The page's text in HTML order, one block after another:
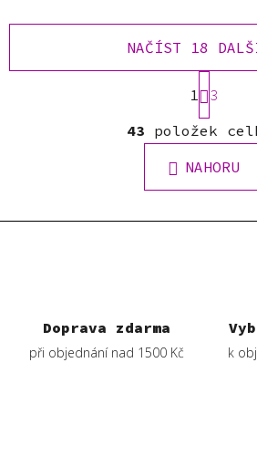
O
v
á
d
a
NAČÍST 18
S
t
r
á
n
k
á
1
3
43 položek
NAHORU
Doprava zdarma
při objednání nad 1500 Kč k